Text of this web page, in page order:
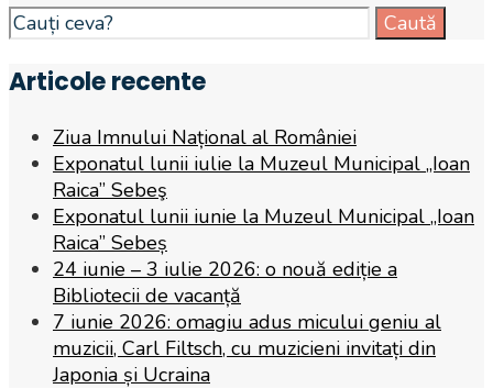
Search
for:
Caută
Articole recente
Ziua Imnului Național al României
Exponatul lunii iulie la Muzeul Municipal „Ioan
Raica” Sebeş
Exponatul lunii iunie la Muzeul Municipal „Ioan
Raica” Sebeș
24 iunie – 3 iulie 2026: o nouă ediție a
Bibliotecii de vacanță
7 iunie 2026: omagiu adus micului geniu al
muzicii, Carl Filtsch, cu muzicieni invitați din
Japonia și Ucraina